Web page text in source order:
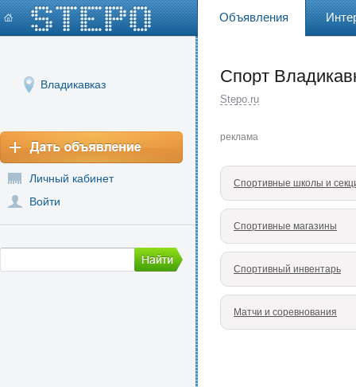
Объявления
Владикавказ
Личный кабинет
Войти
Спорт
Stepo.ru
реклама
Спортивные школы и
Спортивные магазины
Спортивный инвентарь
Матчи и соревнования